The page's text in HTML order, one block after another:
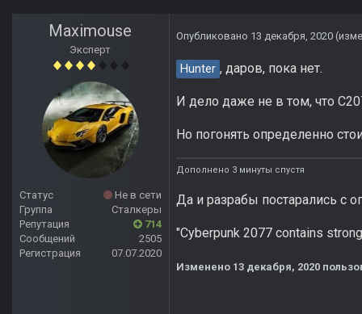
Maximouse
Эксперт
Статус
Не в сети
Группа
Сталкеры
Репутация
714
Сообщений
2505
Регистрация
07.07.2020
Опубликовано 13 декабря, 2020
Hunter , даров, пока нет.
И дело даже не в том, что
Но погонять определенно
Дополнено 3 минуты спустя
Да и разрабы постарались с
"Cyberpunk 2077 contains
Изменено 13 декабря, 2020